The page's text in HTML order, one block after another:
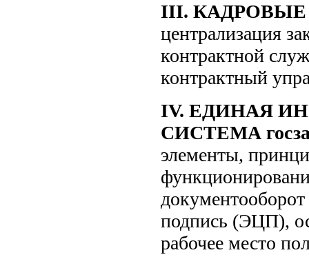
III.
централизация
контрактной
контрактный
IV. ЕДИНАЯ
СИСТЕМА
элементы,
подпись (ЭЦП),
рабочее место